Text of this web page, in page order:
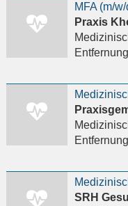
MFA (m/
Praxis
SRH